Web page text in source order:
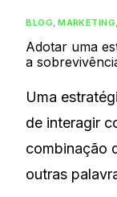
BLOG ,MARKETING
Adotar uma
a
Uma
de interagir
combinação
outras